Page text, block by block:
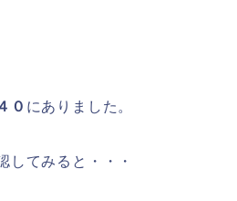
０ にありました。
してみると・・・